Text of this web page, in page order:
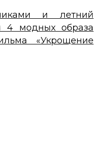
и летний
4 модных образа
«Укрощение